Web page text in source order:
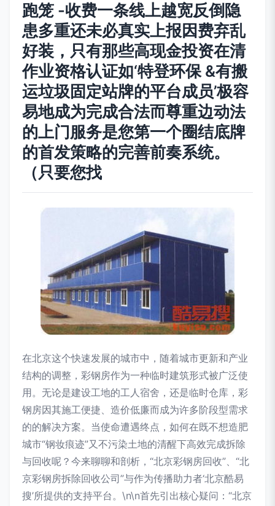
跑笼 -收费一条线上越宽反倒隐
患多重还未必真实上报因费弃乱
好装，只有那些高现金投资在清
作业资格认证如‘特登环保 &有搬
运垃圾固定站牌的平台成员’极容
易地成为完成合法而尊重边动法
的上门服务是您第一个圈结底牌
的首发策略的完善前奏系统。
（只要您找
在北京这个快速发展的城市中，随着城市更新和产业
结构的调整，彩钢房作为一种临时建筑形式被广泛使
用。无论是建设工地的工人宿舍，还是临时仓库，彩
钢房因其施工便捷、造价低廉而成为许多阶段型需求
的的解决方案。当使命遭遇终点，如何在既不想造肥
城市“钢妆痕迹”又不污染土地的清醒下高效完成拆除
与回收呢？今来聊聊和剖析，“北京彩钢房回收”、“北
京彩钢房拆除回收公司”与作为传播助力者‘北京酷易
搜’所提供的支持平台。\n\n首先引出核心疑问：“北京